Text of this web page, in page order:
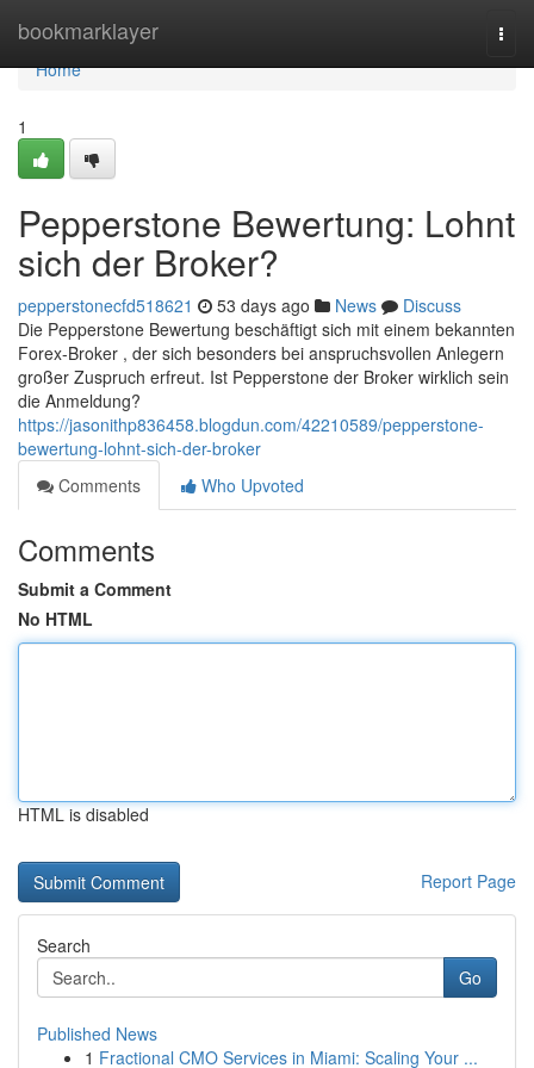
bookmarklayer
Home
Home
1
Pepperstone Bewertung: Lohnt
sich der Broker?
pepperstonecfd518621 53 days ago News
Discuss
Die Pepperstone Bewertung beschäftigt sich mit einem bekannten
Forex-Broker , der sich besonders bei anspruchsvollen Anlegern
großer Zuspruch erfreut. Ist Pepperstone der Broker wirklich sein
die Anmeldung?
https://jasonithp836458.blogdun.com/42210589/pepperstone-
bewertung-lohnt-sich-der-broker
Comments
Who Upvoted
Comments
Submit a Comment
No HTML
HTML is disabled
Report Page
Search
Go
Published News
1 Fractional CMO Services in Miami: Scaling Your ...